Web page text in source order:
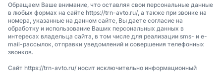
Обращаем Ваше внимание, что оставляя свои персональные данные
в любых формах на сайте https://trn-avto.ru/, а также при звонке на
номера, указанные на данном сайте, Вы даете согласие на
обработку и использование Ваших персональных данных в
интересах владельца сайта, в том числе для реализации sms- и e-
mail-рассылок, отправки уведомлений и совершения телефонных
звонков.
Сайт https://trn-avto.ru/ носит исключительно информационный